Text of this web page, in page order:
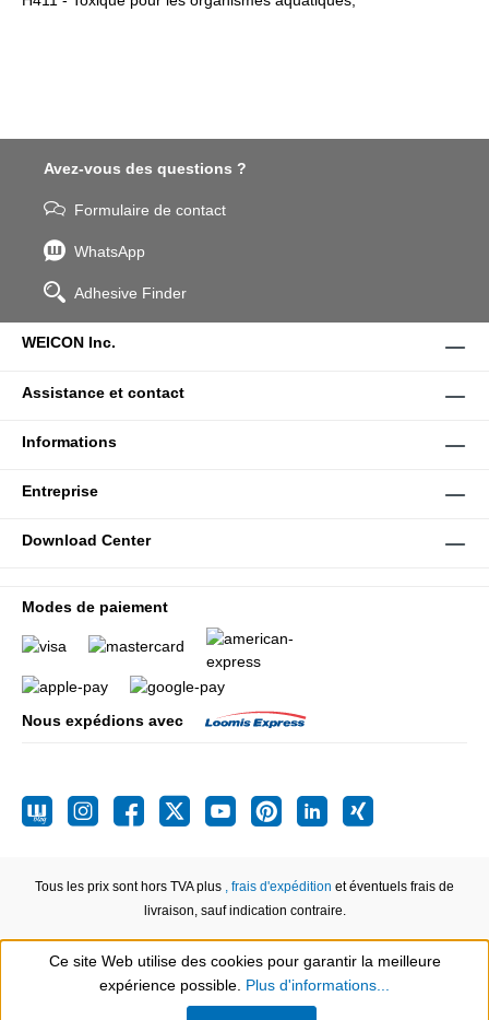
Avez-vous des questions ?
Formulaire de contact
WhatsApp
Adhesive Finder
WEICON Inc.
Assistance et contact
Informations
Entreprise
Download Center
Modes de paiement
Nous expédions avec
Tous les prix sont hors TVA plus , frais d'expédition et éventuels frais de
livraison, sauf indication contraire.
Ce site Web utilise des cookies pour garantir la meilleure
expérience possible. Plus d'informations...